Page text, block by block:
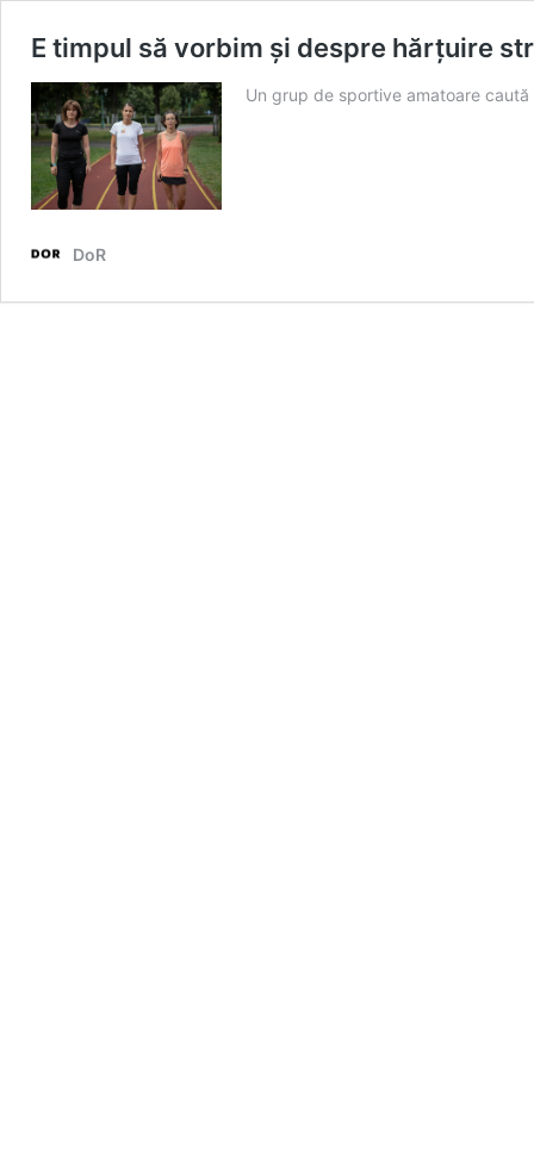
E timpul să vorbim și despre hărțuire
Un grup de sportive amatoare
DoR